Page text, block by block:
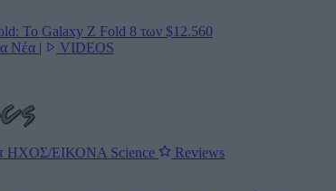
Το Galaxy Z Fold 8 των $12.560
Νέα | VIDEOS
ΗΧΟΣ/ΕΙΚΟΝΑ Science Reviews